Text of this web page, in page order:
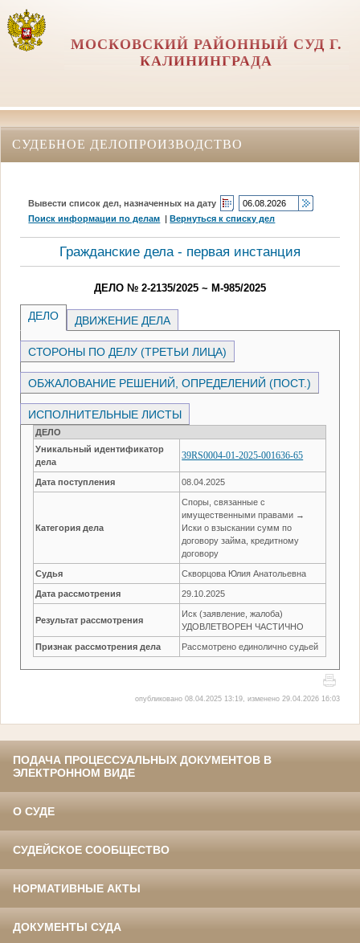
МОСКОВСКИЙ РАЙОННЫЙ СУД Г.
КАЛИНИНГРАДА
СУДЕБНОЕ ДЕЛОПРОИЗВОДСТВО
Вывести список дел, назначенных на дату
Поиск информации по делам |Вернуться к списку дел
Гражданские дела - первая инстанция
ДЕЛО № 2-2135/2025 ~ М-985/2025
ДЕЛО ДВИЖЕНИЕ ДЕЛА
СТОРОНЫ ПО ДЕЛУ (ТРЕТЬИ ЛИЦА)
ОБЖАЛОВАНИЕ РЕШЕНИЙ, ОПРЕДЕЛЕНИЙ (ПОСТ.)
ИСПОЛНИТЕЛЬНЫЕ ЛИСТЫ
ДЕЛО
Уникальный идентификатор
дела
39RS0004-01-2025-001636-65
Дата поступления 08.04.2025
Категория дела
Споры, связанные с
имущественными правами →
Иски о взыскании сумм по
договору займа, кредитному
договору
Судья Скворцова Юлия Анатольевна
Дата рассмотрения 29.10.2025
Результат рассмотрения
Иск (заявление, жалоба)
УДОВЛЕТВОРЕН ЧАСТИЧНО
Признак рассмотрения дела Рассмотрено единолично судьей
опубликовано 08.04.2025 13:19, изменено 29.04.2026 16:03
ПОДАЧА ПРОЦЕССУАЛЬНЫХ ДОКУМЕНТОВ В
ЭЛЕКТРОННОМ ВИДЕ
О СУДЕ
СУДЕЙСКОЕ СООБЩЕСТВО
НОРМАТИВНЫЕ АКТЫ
ДОКУМЕНТЫ СУДА